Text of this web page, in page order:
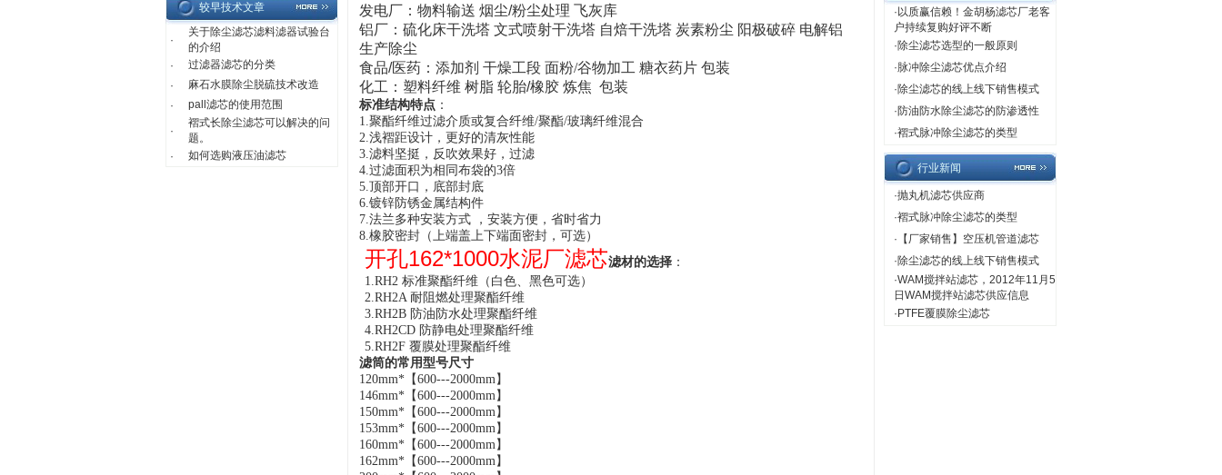
较早技术文章
·
关于除尘滤芯滤料滤器试验台
的介绍
·
过滤器滤芯的分类
·
麻石水膜除尘脱硫技术改造
·
pall滤芯的使用范围
·
褶式长除尘滤芯可以解决的问
题。
·
如何选购液压油滤芯
发电厂：物料输送 烟尘/粉尘处理 飞灰库
铝厂：硫化床干洗塔 文式喷射干洗塔 自焙干洗塔 炭素粉尘 阳极破碎 电解铝
生产除尘
食品/医药：添加剂 干燥工段 面粉/谷物加工 糖衣药片 包装
化工：塑料纤维 树脂 轮胎/橡胶 炼焦 包装
标准结构特点 ：
1.聚酯纤维过滤介质或复合纤维/聚酯/玻璃纤维混合
2.浅褶距设计，更好的清灰性能
3.滤料坚挺，反吹效果好，过滤
4.过滤面积为相同布袋的3倍
5.顶部开口，底部封底
6.镀锌防锈金属结构件
7.法兰多种安装方式 ，安装方便，省时省力
8.橡胶密封（上端盖上下端面密封，可选）
开孔162*1000水泥厂滤芯滤材的选择 ：
1.RH2 标准聚酯纤维（白色、黑色可选）
2.RH2A 耐阻燃处理聚酯纤维
3.RH2B 防油防水处理聚酯纤维
4.RH2CD 防静电处理聚酯纤维
5.RH2F 覆膜处理聚酯纤维
滤筒的常用型号尺寸
120mm*【600---2000mm】
146mm*【600---2000mm】
150mm*【600---2000mm】
153mm*【600---2000mm】
160mm*【600---2000mm】
162mm*【600---2000mm】
· 以质赢信赖！金胡杨滤芯厂老客
户持续复购好评不断
·除尘滤芯选型的一般原则
· 脉冲除尘滤芯优点介绍
·除尘滤芯的线上线下销售模式
·防油防水除尘滤芯的防渗透性
·褶式脉冲除尘滤芯的类型
行业新闻
·抛丸机滤芯供应商
·褶式脉冲除尘滤芯的类型
· 【厂家销售】空压机管道滤芯
·除尘滤芯的线上线下销售模式
·WAM搅拌站滤芯，2012年11月5
日WAM搅拌站滤芯供应信息
· PTFE覆膜除尘滤芯